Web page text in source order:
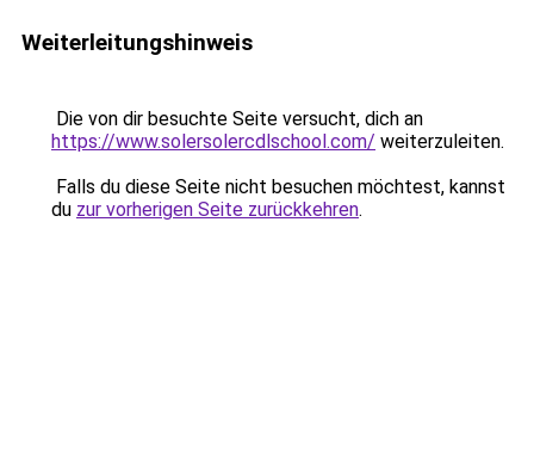
Weiterleitungshinweis
Die von dir besuchte Seite versucht, dich an
https://www.solersolercdlschool.com/ weiterzuleiten.
Falls du diese Seite nicht besuchen möchtest, kannst
du zur vorherigen Seite zurückkehren.